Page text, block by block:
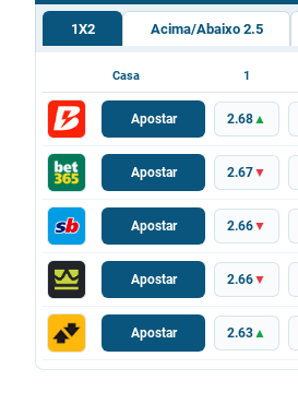
1X2 Acima/Abaixo 2.5
Casa 1
Apostar 2.68▲
Apostar 2.67▼
Apostar 2.66▼
Apostar 2.66▼
Apostar 2.63▲